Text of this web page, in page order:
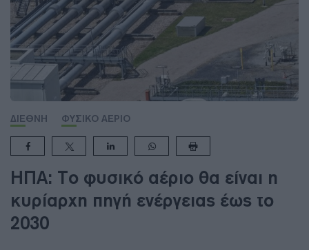
ΔΙΕΘΝΗ ΦΥΣΙΚΟ ΑΕΡΙΟ
ΗΠΑ: Το φυσικό αέριο θα είναι η
κυρίαρχη πηγή ενέργειας έως το
2030